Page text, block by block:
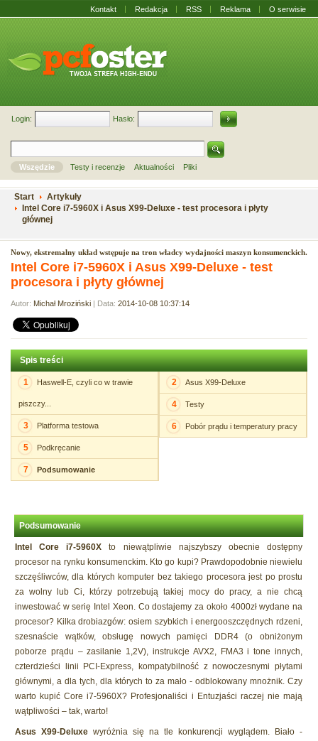
Kontakt Redakcja RSS Reklama O serwisie
Login: Hasło:
Wszędzie Testy i recenzje Aktualności Pliki
Start
Artykuły
Intel Core i7-5960X i Asus X99-Deluxe - test procesora i płyty
głównej
Nowy, ekstremalny układ wstępuje na tron władcy wydajności maszyn konsumenckich.
Intel Core i7-5960X i Asus X99-Deluxe - test
procesora i płyty głównej
Autor: Michał Mroziński | Data: 2014-10-08 10:37:14
Spis treści
1 Haswell-E, czyli co w trawie
piszczy...
3 Platforma testowa
5 Podkręcanie
7 Podsumowanie
2 Asus X99-Deluxe
4 Testy
6 Pobór prądu i temperatury pracy
Podsumowanie
Intel Core i7-5960X to niewątpliwie najszybszy obecnie dostępny
procesor na rynku konsumenckim. Kto go kupi? Prawdopodobnie niewielu
szczęśliwców, dla których komputer bez takiego procesora jest po prostu
za wolny lub Ci, którzy potrzebują takiej mocy do pracy, a nie chcą
inwestować w serię Intel Xeon. Co dostajemy za około 4000zł wydane na
procesor? Kilka drobiazgów: osiem szybkich i energooszczędnych rdzeni,
szesnaście wątków, obsługę nowych pamięci DDR4 (o obniżonym
poborze prądu – zasilanie 1,2V), instrukcje AVX2, FMA3 i tone innych,
czterdzieści linii PCI-Express, kompatybilność z nowoczesnymi płytami
głównymi, a dla tych, dla których to za mało - odblokowany mnożnik. Czy
warto kupić Core i7-5960X? Profesjonaliści i Entuzjaści raczej nie mają
wątpliwości – tak, warto!
Asus X99-Deluxe wyróżnia się na tle konkurencji wyglądem. Biało -